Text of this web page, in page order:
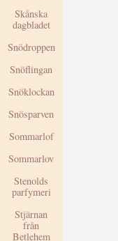
Skånska
dagbladet
Snödroppen
Snöflingan
Snöklockan
Snösparven
Sommarlof
Sommarlov
Stenolds
parfymeri
Stjärnan
från
Betlehem